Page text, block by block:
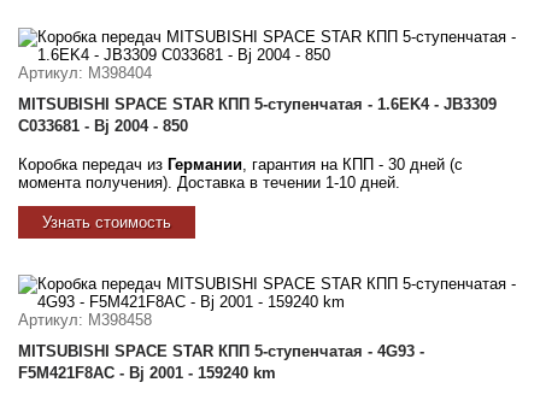
Артикул: M398404
MITSUBISHI SPACE STAR КПП 5-ступенчатая - 1.6EK4 - JB3309
C033681 - Bj 2004 - 850
Коробка передач из Германии , гарантия на КПП - 30 дней (с
момента получения). Доставка в течении 1-10 дней.
Узнать стоимость
Артикул: M398458
MITSUBISHI SPACE STAR КПП 5-ступенчатая - 4G93 -
F5M421F8AC - Bj 2001 - 159240 km